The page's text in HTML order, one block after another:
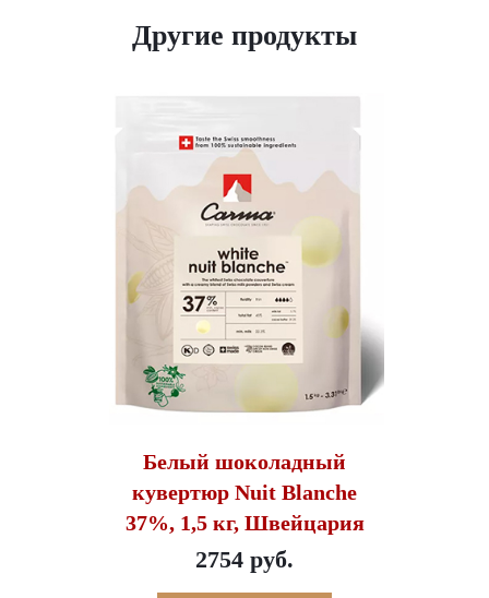
Другие продукты
Белый шоколадный
кувертюр Nuit Blanche
37%, 1,5 кг, Швейцария
2754 руб.